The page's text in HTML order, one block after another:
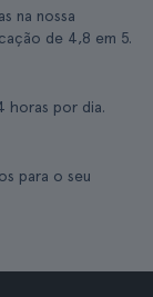
na nossa
de 4,8 em 5.
horas por dia.
para o seu